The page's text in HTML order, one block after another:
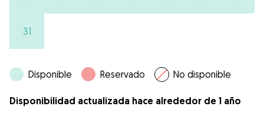
31
Disponible Reservado No disponible
Disponibilidad actualizada hace alrededor de 1 año